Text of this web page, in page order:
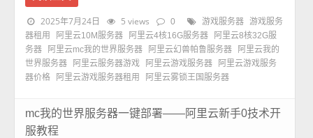
2025年7月24日 5 views 0 游戏服务器
游戏服务
器租用
阿里云10M服务器 阿里云4核16G服务器
阿里云8核32G服
务器
阿里云mc我的世界服务器 阿里云幻兽帕鲁服务器
阿里云我的
世界服务器
阿里云服务器游戏 阿里云游戏服务器
阿里云游戏服务
器价格
阿里云游戏服务器租用 阿里云雾锁王国服务器
mc我的世界服务器一键部署——阿里云新手0技术开
服教程